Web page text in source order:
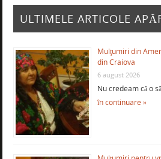
ULTIMELE ARTICOLE
Mulţumiri din
din Craiova
6 august 2026
Nu credeam că o
în continuare »